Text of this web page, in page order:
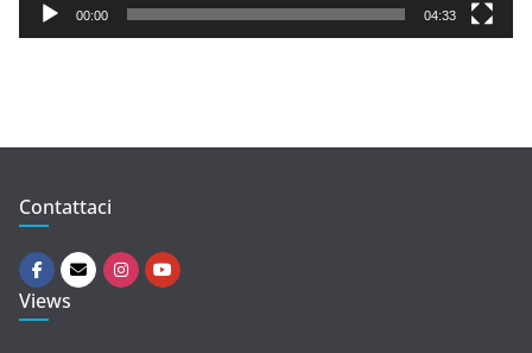
e
00:00 04:33
Contattaci
Views